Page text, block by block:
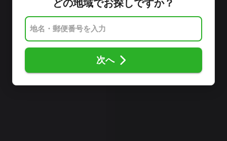
どの地域でお探しですか？
次へ